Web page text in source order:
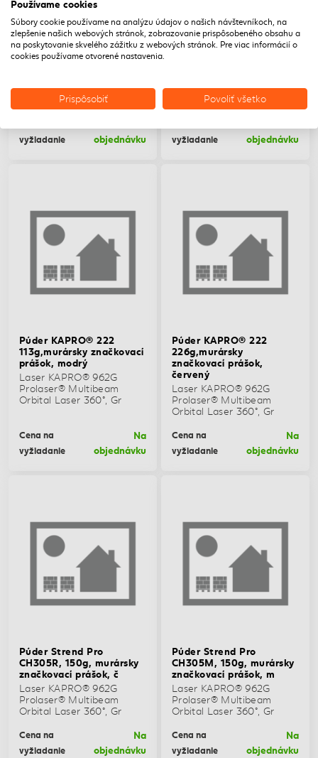
DEDRA Multi laser zeleny
2D
vyžiadanie
objednávku
Laser KAPRO® 962G
Prolaser® Multibeam
Prolaser® Multibeam
Orbital Laser 360°, Gr
vyžiadanie
objednávku
Púder KAPRO® 222
113g,murársky značkovací
prášok, modrý
Laser KAPRO® 962G
Prolaser® Multibeam
Orbital Laser 360°, Gr
Cena na
vyžiadanie
Na
objednávku
Púder KAPRO® 222
226g,murársky
značkovací prášok,
červený
Laser KAPRO® 962G
Prolaser® Multibeam
Orbital Laser 360°, Gr
Cena na
vyžiadanie
Na
objednávku
Púder Strend Pro
CH305R, 150g, murársky
značkovací prášok, č
Laser KAPRO® 962G
Prolaser® Multibeam
Orbital Laser 360°, Gr
Cena na
vyžiadanie
Na
objednávku
Púder Strend Pro
CH305M, 150g, murársky
značkovací prášok, m
Laser KAPRO® 962G
Prolaser® Multibeam
Orbital Laser 360°, Gr
Cena na
vyžiadanie
Na
objednávku
Používame cookies
Súbory cookie používame na analýzu údajov o našich návštevníkoch, na
zlepšenie našich webových stránok, zobrazovanie prispôsobeného obsahu a
na poskytovanie skvelého zážitku z webových stránok. Pre viac informácií o
cookies používame otvorené nastavenia.
Prispôsobiť Povoliť všetko